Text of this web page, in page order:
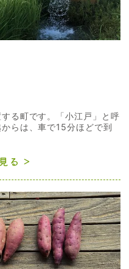
る町です。「小江戸」と呼
らは、車で15分ほどで到
る